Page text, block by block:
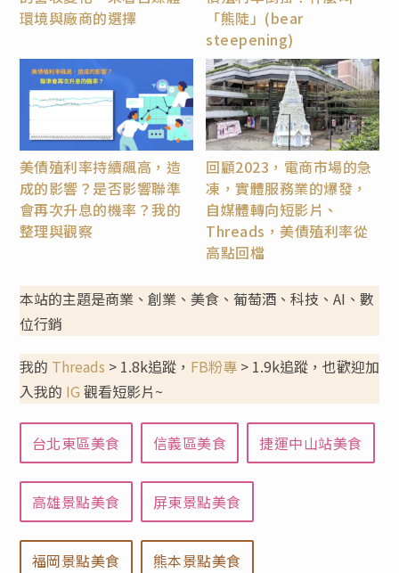
環境與廠商的選擇
「熊陡」(bear
steepening)
美債殖利率持續飆高，造
成的影響？是否影響聯準
會再次升息的機率？我的
整理與觀察
回顧2023，電商市場的急
凍，實體服務業的爆發，
自媒體轉向短影片、
Threads，美債殖利率從
高點回檔
本站的主題是商業、創業、美食、葡萄酒、科技、AI、數
位行銷
我的 Threads > 1.8k追蹤， FB粉專> 1.9k追蹤，也歡迎加
入我的 IG 觀看短影片~
台北東區美食 信義區美食 捷運中山站美食
高雄景點美食 屏東景點美食
福岡景點美食 熊本景點美食